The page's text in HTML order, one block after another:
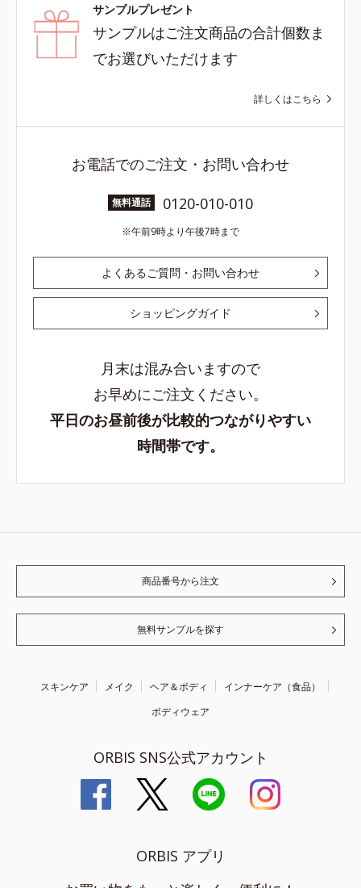
サンプルプレゼント
サンプルはご注文商品の合計個数ま
でお選びいただけます
詳しくはこちら
お電話でのご注文・お問い合わせ
無料通話 0120-010-010
午前9時より午後7時まで
よくあるご質問・お問い合わせ
ショッピングガイド
月末は混み合いますので
お早めにご注文ください。
平日のお昼前後が比較的つながりやすい
時間帯です。
商品番号から注文
無料サンプルを探す
スキンケア メイク ヘア＆ボディ
インナーケア（食品）
ボディウェア
ORBIS SNS公式アカウント
ORBIS アプリ